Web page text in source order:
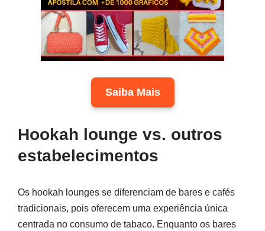
Saiba Mais
Hookah lounge vs. outros
estabelecimentos
Os hookah lounges se diferenciam de bares e cafés
tradicionais, pois oferecem uma experiência única
centrada no consumo de tabaco. Enquanto os bares